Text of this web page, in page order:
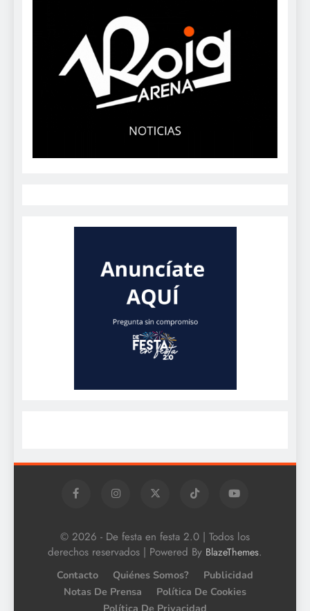
© 2026 - De festa en festa 2.0 | Todos los
derechos reservados | Powered By BlazeThemes.
Contacto Quiénes Somos?
Publicidad
Notas De Prensa
Política De Cookies